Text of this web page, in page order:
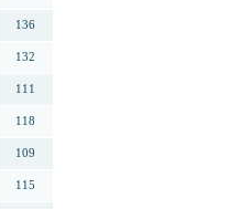
136
132
111
118
109
115